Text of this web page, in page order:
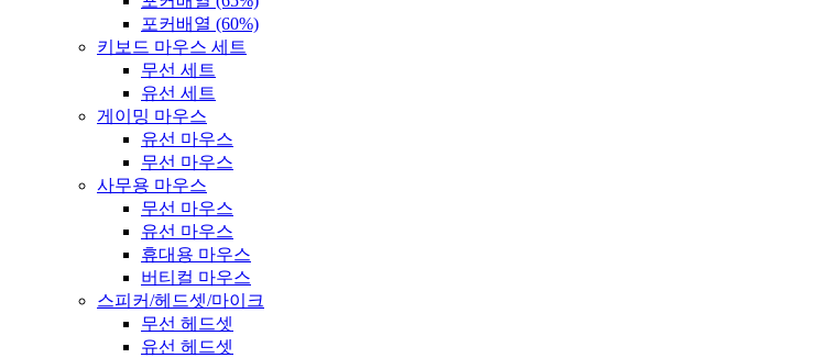
포커배열 (60%)
키보드 마우스 세트
무선 세트
유선 세트
게이밍 마우스
유선 마우스
무선 마우스
사무용 마우스
무선 마우스
유선 마우스
휴대용 마우스
버티컬 마우스
스피커/헤드셋/마이크
무선 헤드셋
유선 헤드셋